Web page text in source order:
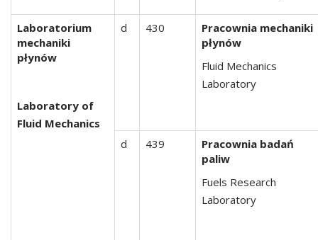
Laboratorium
mechaniki
płynów
Laboratory of
Fluid Mechanics
d 430
Pracownia mechaniki
płynów
Fluid Mechanics
Laboratory
d 439
Pracownia badań
paliw
Fuels Research
Laboratory